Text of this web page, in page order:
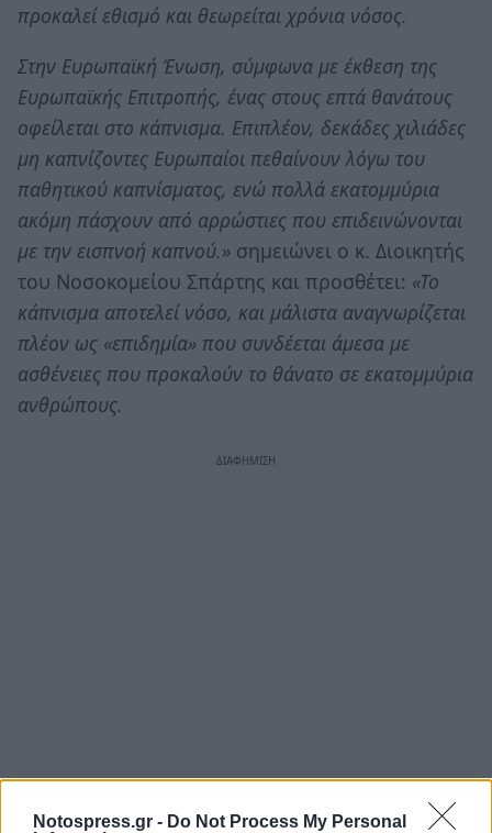
Notospress.gr - Do Not Process My Personal
προκαλεί εθισμό και θεωρείται χρόνια νόσος.
Στην Ευρωπαϊκή Ένωση, σύμφωνα με έκθεση της
Ευρωπαϊκής Επιτροπής, ένας στους επτά θανάτους
οφείλεται στο κάπνισμα. Επιπλέον, δεκάδες χιλιάδες
μη καπνίζοντες Ευρωπαίοι πεθαίνουν λόγω του
παθητικού καπνίσματος, ενώ πολλά εκατομμύρια
ακόμη πάσχουν από αρρώστιες που επιδεινώνονται
με την εισπνοή καπνού.» σημειώνει ο κ. Διοικητής
του Νοσοκομείου Σπάρτης και προσθέτει: «Το
κάπνισμα αποτελεί νόσο, και μάλιστα αναγνωρίζεται
πλέον ως «επιδημία» που συνδέεται άμεσα με
ασθένειες που προκαλούν το θάνατο σε εκατομμύρια
ανθρώπους.